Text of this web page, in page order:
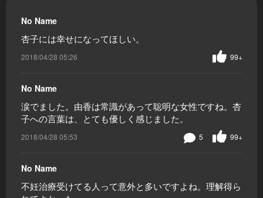
No Name
杏子には幸せになってほしい。
2018/04/28 05:26 99+
No Name
涙でました。由香は常識があって聡明な女性ですね。杏
子への言葉は、とても優しく感じました。
2018/04/28 05:53 99+
5
No Name
不妊治療受けてる人って意外と多いですよね。理解得ら